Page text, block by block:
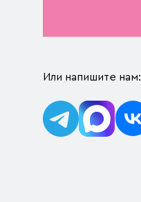
Или напишите нам: